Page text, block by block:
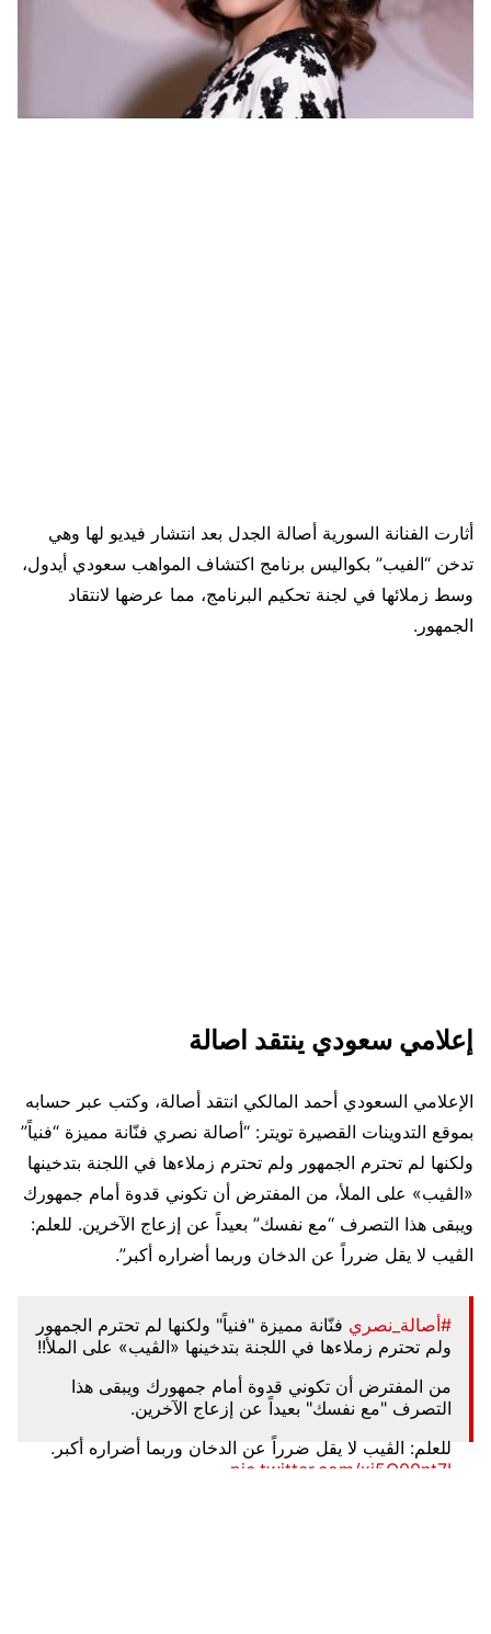
أثارت الفنانة السورية أصالة الجدل بعد انتشار فيديو لها وهي
تدخن “الفيب” بكواليس برنامج اكتشاف المواهب سعودي أيدول،
وسط زملائها في لجنة تحكيم البرنامج، مما عرضها لانتقاد
الجمهور.
إعلامي سعودي ينتقد اصالة
الإعلامي السعودي أحمد المالكي انتقد أصالة، وكتب عبر حسابه
بموقع التدوينات القصيرة تويتر: “أصالة نصري فنّانة مميزة “فنياً”
ولكنها لم تحترم الجمهور ولم تحترم زملاءها في اللجنة بتدخينها
«الڤيب» على الملأ، من المفترض أن تكوني قدوة أمام جمهورك
ويبقى هذا التصرف “مع نفسك” بعيداً عن إزعاج الآخرين. للعلم:
الڤيب لا يقل ضرراً عن الدخان وربما أضراره أكبر”.
#أصالة_نصري فنّانة مميزة "فنياً" ولكنها لم تحترم الجمهور
ولم تحترم زملاءها في اللجنة بتدخينها «الڤيب» على الملأ!!
من المفترض أن تكوني قدوة أمام جمهورك ويبقى هذا
التصرف "مع نفسك" بعيداً عن إزعاج الآخرين.
للعلم: الڤيب لا يقل ضرراً عن الدخان وربما أضراره أكبر.
pic.twitter.com/xi5O00nt7I